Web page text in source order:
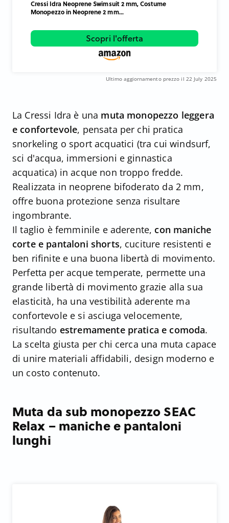
Cressi Idra Neoprene Swimsuit 2 mm, Costume
Monopezzo in Neoprene 2 mm...
Scopri l'offerta
Ultimo aggiornamento prezzo il 22 July 2025
La Cressi Idra è una muta monopezzo leggera
e confortevole, pensata per chi pratica
snorkeling o sport acquatici (tra cui windsurf,
sci d'acqua, immersioni e ginnastica
acquatica) in acque non troppo fredde.
Realizzata in neoprene bifoderato da 2 mm,
offre buona protezione senza risultare
ingombrante.
Il taglio è femminile e aderente, con maniche
corte e pantaloni shorts, cuciture resistenti e
ben rifinite e una buona libertà di movimento.
Perfetta per acque temperate, permette una
grande libertà di movimento grazie alla sua
elasticità, ha una vestibilità aderente ma
confortevole e si asciuga velocemente,
risultando estremamente pratica e comoda.
La scelta giusta per chi cerca una muta capace
di unire materiali affidabili, design moderno e
un costo contenuto.
Muta da sub monopezzo SEAC
Relax – maniche e pantaloni
lunghi